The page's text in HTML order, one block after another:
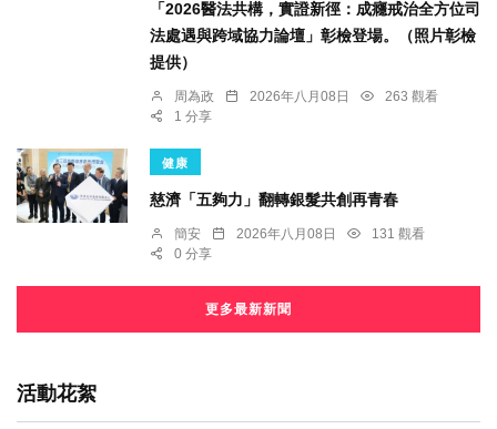
「2026醫法共構，實證新徑：成癮戒治全方位司
法處遇與跨域協力論壇」彰檢登場。（照片彰檢
提供）
周為政 2026年八月08日
263 觀看
1 分享
健康
慈濟「五夠力」翻轉銀髮共創再青春
簡安 2026年八月08日
131 觀看
0 分享
更多最新新聞
活動花絮